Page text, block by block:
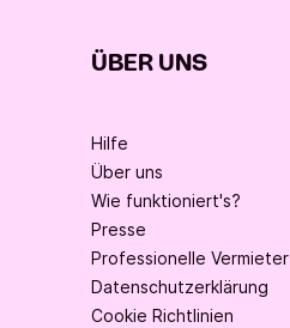
ÜBER UNS
Hilfe
Über uns
Wie funktioniert's?
Presse
Professionelle Vermieter
Datenschutzerklärung
Cookie Richtlinien